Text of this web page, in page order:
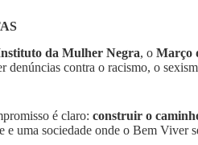
da Mulher Negra, o Março
denúncias contra o racismo, o
é claro: construir o
uma sociedade onde o Bem Viver